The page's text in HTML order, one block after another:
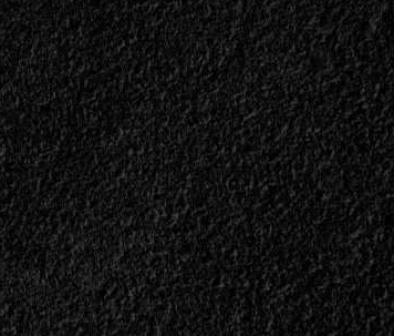
about
<small>Living
Sacrifice:
Non-
Existent
(re
edición)
<span>
|
</span>
</small>
<div>Un
Viaje
Desde
La
Bahía